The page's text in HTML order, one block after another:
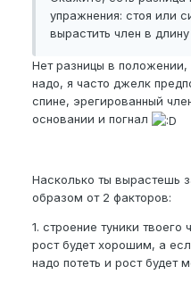
упражнения: стоя или
вырастить член в
Нет разницы в положении,
надо, я часто джелк
спине, эрегированный
основании и погнал
Насколько ты вырастешь
образом от 2 факторов:
1. строение туники
рост будет хорошим, а
надо потеть и рост будет